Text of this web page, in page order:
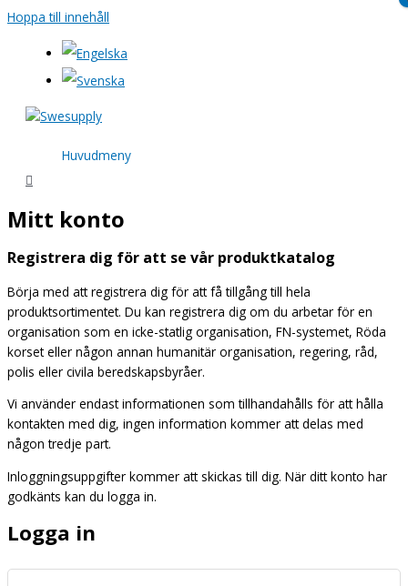
Hoppa till innehåll
Huvudmeny
Mitt konto
Registrera dig för att se vår produktkatalog
Börja med att registrera dig för att få tillgång till hela
produktsortimentet. Du kan registrera dig om du arbetar för en
organisation som en icke-statlig organisation, FN-systemet, Röda
korset eller någon annan humanitär organisation, regering, råd,
polis eller civila beredskapsbyråer.
Vi använder endast informationen som tillhandahålls för att hålla
kontakten med dig, ingen information kommer att delas med
någon tredje part.
Inloggningsuppgifter kommer att skickas till dig. När ditt konto har
godkänts kan du logga in.
Logga in